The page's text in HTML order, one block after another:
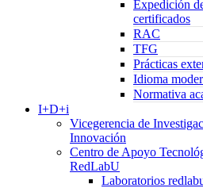
Expedición
certificados
RAC
TFG
Prácticas
Idioma
Normativa
I+D+i
Vicegerencia de
Innovación
Centro de Apoyo
RedLabU
Laboratorios